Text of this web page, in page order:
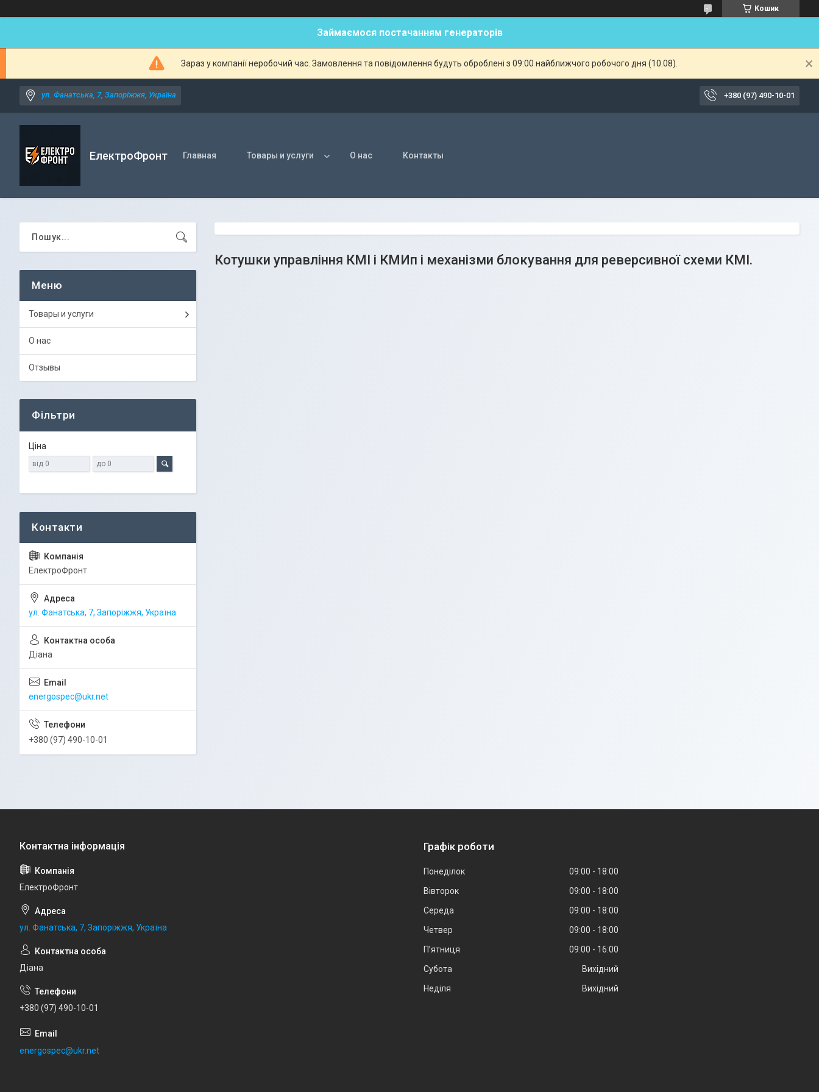
Кошик
Займаємося постачанням генераторів
Зараз у компанії неробочий час. Замовлення та повідомлення будуть оброблені з 09:00 найближчого робочого дня (10.08).
ул. Фанатська, 7, Запоріжжя, Україна +380 (97) 490-10-01
ЕлектроФронт Главная Товары и услуги О нас Контакты
Котушки управління КМІ і КМИп і механізми блокування для реверсивної схеми КМІ.
Товары и услуги
О нас
Отзывы
Фільтри
Ціна
ЕлектроФронт
ул. Фанатська, 7, Запоріжжя, Україна
Діана
energospec@ukr.net
+380 (97) 490-10-01
ЕлектроФронт
ул. Фанатська, 7, Запоріжжя, Україна
Діана
+380 (97) 490-10-01
energospec@ukr.net
Графік роботи
Понеділок 09:00
18:00
Вівторок
09:00
18:00
Середа
09:00
18:00
Четвер
09:00
18:00
Пʼятниця
09:00
16:00
Субота
Вихідний
Неділя
Вихідний